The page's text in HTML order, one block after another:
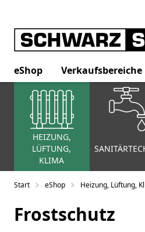
eShop Verkaufsbereiche
HEIZUNG,
LÜFTUNG,
KLIMA
Start eShop Heizung, Lüftung,
Frostschutz